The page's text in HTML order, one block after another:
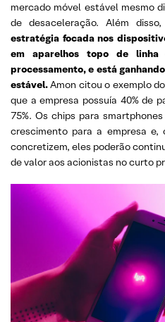
mercado móvel estável mesmo
de desaceleração. Além
estratégia focada nos
em aparelhos topo de
processamento, e está
estável.Amon citou o exemplo
que a empresa possuía 40% de
75%. Os chips para
crescimento para a empresa e,
concretizem, eles poderão
de valor aos acionistas no curto